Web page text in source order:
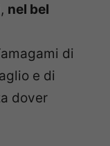
nel bel
di
e di
dover